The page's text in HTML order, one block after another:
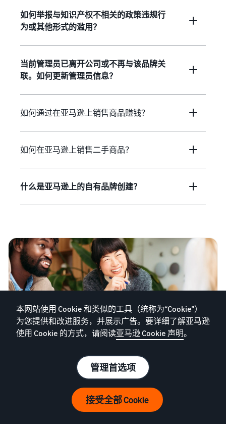
如何举报与知识产权不相关的政策违规行
为或其他形式的滥用？
当前管理员已离开公司或不再与该品牌关
联。如何更新管理员信息？
如何通过在亚马逊上销售商品赚钱？
如何在亚马逊上销售二手商品？
什么是亚马逊上的自有品牌创建？
借助亚马逊发布您的
品牌
本网站使用 Cookie 和类似的工具（统称为“Cookie”）
为您提供和改进服务，并展示广告。要详细了解亚马逊
使用 Cookie 的方式，请阅读亚马逊 Cookie 声明。
管理首选项
接受全部 Cookie